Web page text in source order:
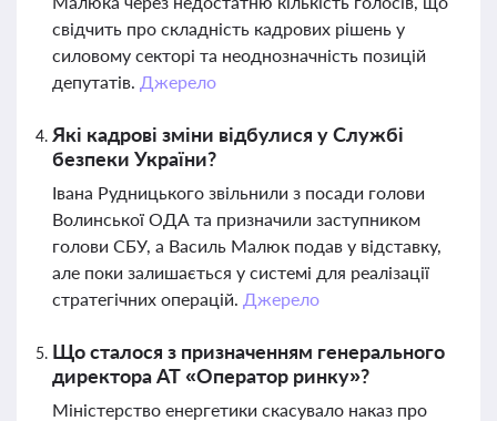
свідчить про складність кадрових рішень у
силовому секторі та неоднозначність позицій
депутатів. Джерело
Які кадрові зміни відбулися у Службі
безпеки України?
Івана Рудницького звільнили з посади голови
Волинської ОДА та призначили заступником
голови СБУ, а Василь Малюк подав у відставку,
але поки залишається у системі для реалізації
стратегічних операцій. Джерело
Що сталося з призначенням генерального
директора АТ «Оператор ринку»?
Міністерство енергетики скасувало наказ про